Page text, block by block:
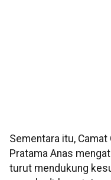
Sementara itu,
Pratama Anas
turut mendukung